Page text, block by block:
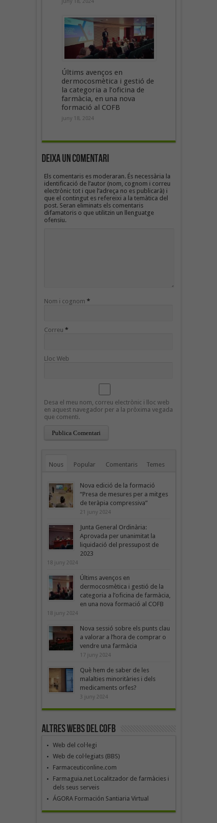
Últims avenços en
dermocosmètica i gestió de
la categoria a l’oficina de
farmàcia, en una nova
formació al COFB
juny 18, 2024
Deixa un Comentari
Els comentaris es moderaran. És necessària la
identificació de l’autor (nom, cognom i correu
electrònic tot i que l’adreça no es publicarà) i
que el contingut es refereixi a la temàtica del
post. Seran eliminats els comentaris
difamatoris o que utilitzin un llenguatge
ofensiu.
Nom i cognom *
Correu *
Lloc Web
Desa el meu nom, correu electrònic i lloc web
en aquest navegador per a la pròxima vegada
que comenti.
Nous Popular Comentaris Temes
Nova edició de la formació
“Presa de mesures per a mitges
de teràpia compressiva”
21 juny 2024
Junta General Ordinària:
Aprovada per unanimitat la
liquidació del pressupost de
2023
18 juny 2024
Últims avenços en
dermocosmètica i gestió de la
categoria a l’oficina de farmàcia,
en una nova formació al COFB
18 juny 2024
Nova sessió sobre els punts clau
a valorar a l’hora de comprar o
vendre una farmàcia
17 juny 2024
Què hem de saber de les
malalties minoritàries i dels
medicaments orfes?
3 juny 2024
Altres webs del COFB
Web del col·legi
Web de col·legiats (BBS)
Farmaceuticonline.com
Farmaguia.net Localitzador de farmàcies i
dels seus serveis
ÁGORA Formación Santiaria Virtual